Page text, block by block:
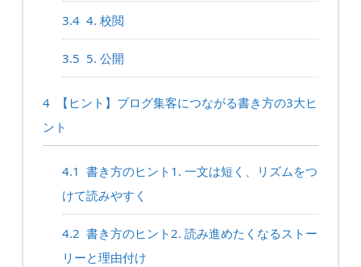
3.4 4. 校閲
3.5 5. 公開
4
【ヒント】ブログ集客につながる書き方の3大ヒ
ント
4.1 書き方のヒント1. 一文は短く、リズムをつ
けて読みやすく
4.2 書き方のヒント2. 読み進めたくなるストー
リーと理由付け